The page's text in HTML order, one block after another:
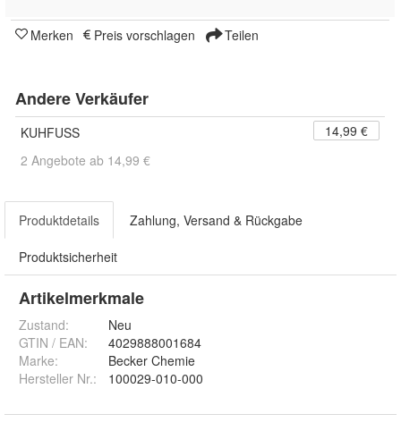
Merken Preis vorschlagen Teilen
Andere Verkäufer
KUHFUSS
14,99 €
2 Angebote ab 14,99 €
Produktdetails Zahlung, Versand & Rückgabe
Produktsicherheit
Artikelmerkmale
Zustand:
Neu
GTIN / EAN:
4029888001684
Marke:
Becker Chemie
Hersteller Nr.:
100029-010-000